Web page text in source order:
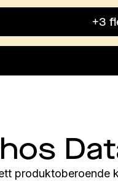
+3
produktoberoende